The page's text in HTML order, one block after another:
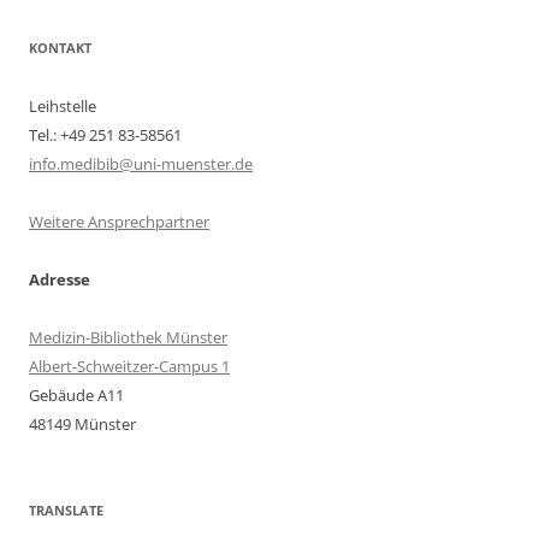
KONTAKT
Leihstelle
Tel.: +49 251 83-58561
info.medibib@uni-muenster.de
Weitere Ansprechpartner
Adresse
Medizin-Bibliothek Münster
Albert-Schweitzer-Campus 1
Gebäude A11
48149 Münster
TRANSLATE